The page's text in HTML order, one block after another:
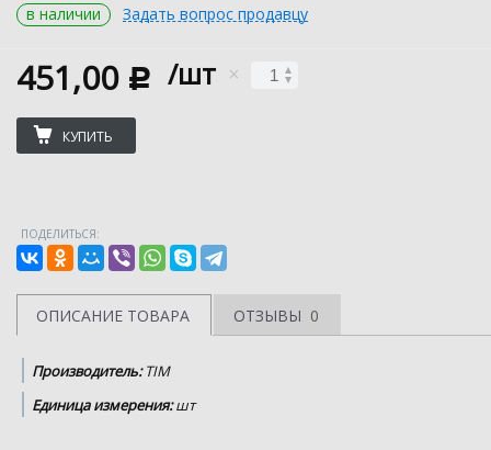
в наличии
Задать вопрос продавцу
451,00 c /шт
КУПИТЬ
ПОДЕЛИТЬСЯ:
ОПИСАНИЕ ТОВАРА ОТЗЫВЫ 0
Производитель:TIM
Единица измерения:шт